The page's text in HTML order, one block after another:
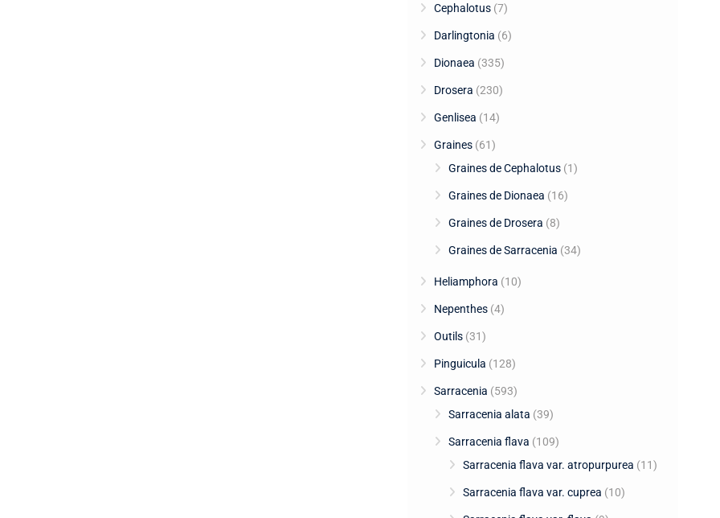
Cephalotus (7)
Darlingtonia (6)
Dionaea (335)
Drosera (230)
Genlisea (14)
Graines (61)
Graines de Cephalotus (1)
Graines de Dionaea (16)
Graines de Drosera (8)
Graines de Sarracenia (34)
Heliamphora (10)
Nepenthes (4)
Outils (31)
Pinguicula (128)
Sarracenia (593)
Sarracenia alata (39)
Sarracenia flava (109)
Sarracenia flava var. atropurpurea (11)
Sarracenia flava var. cuprea (10)